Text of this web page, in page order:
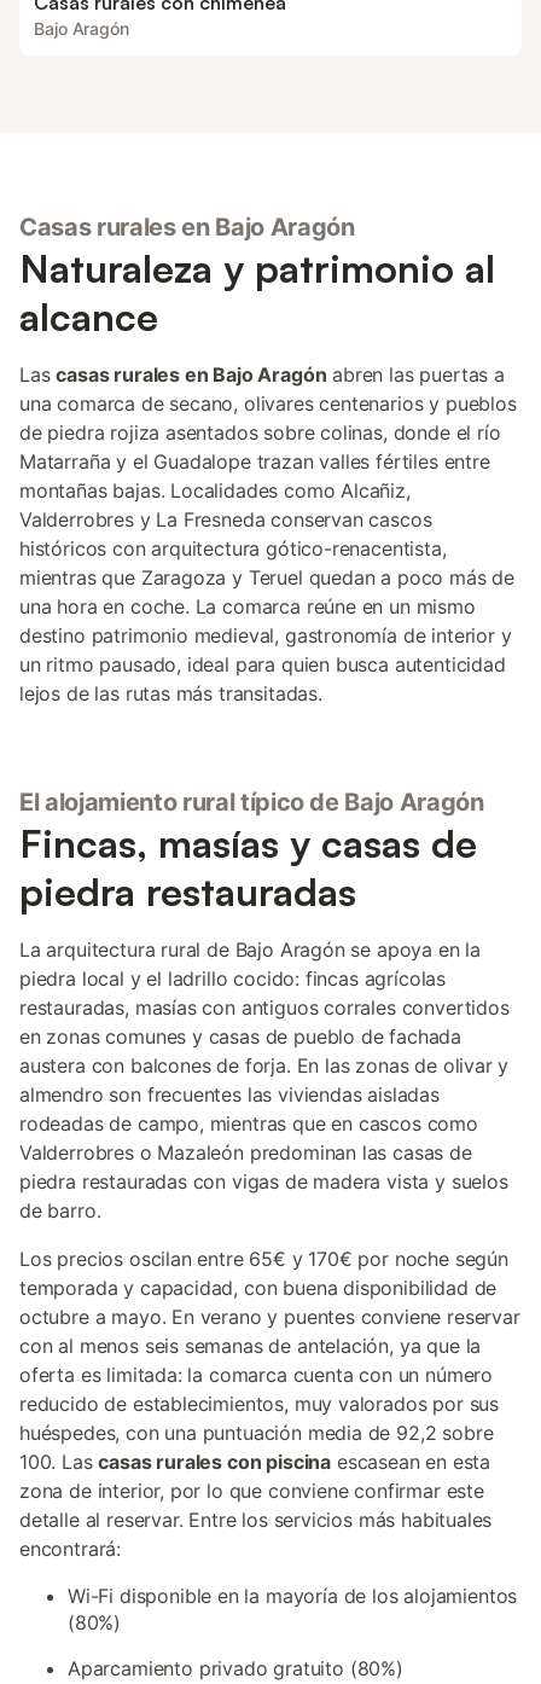
Bajo Aragón
Casas rurales en Bajo Aragón
Naturaleza y patrimonio al
alcance
Lascasas rurales en Bajo Aragón abren las puertas a
una comarca de secano, olivares centenarios y pueblos
de piedra rojiza asentados sobre colinas, donde el río
Matarraña y el Guadalope trazan valles fértiles entre
montañas bajas. Localidades como Alcañiz,
Valderrobres y La Fresneda conservan cascos
históricos con arquitectura gótico-renacentista,
mientras que Zaragoza y Teruel quedan a poco más de
una hora en coche. La comarca reúne en un mismo
destino patrimonio medieval, gastronomía de interior y
un ritmo pausado, ideal para quien busca autenticidad
lejos de las rutas más transitadas.
El alojamiento rural típico de Bajo Aragón
Fincas, masías y casas de
piedra restauradas
La arquitectura rural de Bajo Aragón se apoya en la
piedra local y el ladrillo cocido: fincas agrícolas
restauradas, masías con antiguos corrales convertidos
en zonas comunes y casas de pueblo de fachada
austera con balcones de forja. En las zonas de olivar y
almendro son frecuentes las viviendas aisladas
rodeadas de campo, mientras que en cascos como
Valderrobres o Mazaleón predominan las casas de
piedra restauradas con vigas de madera vista y suelos
de barro.
Los precios oscilan entre 65€ y 170€ por noche según
temporada y capacidad, con buena disponibilidad de
octubre a mayo. En verano y puentes conviene reservar
con al menos seis semanas de antelación, ya que la
oferta es limitada: la comarca cuenta con un número
reducido de establecimientos, muy valorados por sus
huéspedes, con una puntuación media de 92,2 sobre
100. Lascasas rurales con piscina escasean en esta
zona de interior, por lo que conviene confirmar este
detalle al reservar. Entre los servicios más habituales
encontrará:
Wi-Fi disponible en la mayoría de los alojamientos
(80%)
Aparcamiento privado gratuito (80%)